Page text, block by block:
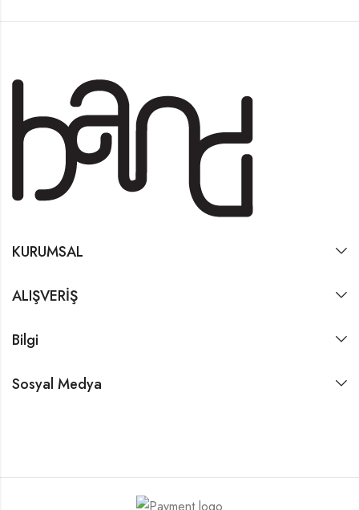
KURUMSAL
ALIŞVERİŞ
Bilgi
Sosyal Medya